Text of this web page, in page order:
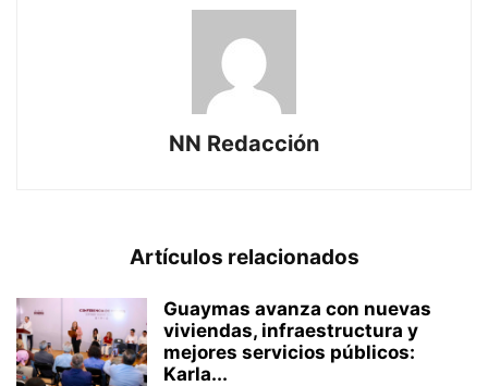
NN Redacción
Artículos relacionados
Guaymas avanza con nuevas
viviendas, infraestructura y
mejores servicios públicos:
Karla...